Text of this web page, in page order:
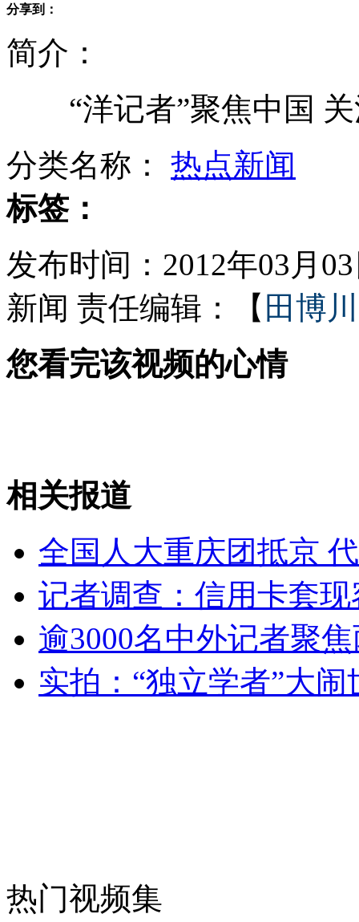
刘翔称没想到对手跑那么快 脚跟磕破
两会声音：目前无发500或千元大钞计划
新闻回顾：日本大地震发生一刻
央行:商业银行不能参与一成首付
山西运城恶犬咬伤多人 警民合力深夜将其击毙
女孩北京地铁殴打老人 痛下狠手拳打脚踢
无痛分娩是否安全 医生回应
外交部：反对强权政治霸凌主义
分享到：
简介：
“洋记者”聚焦中国 关
分类名称： 热点新闻
标签：
发布时间：2012年03月
新闻 责任编辑：【 田博川
您看完该视频的心情
相关报道
全国人大重庆团抵京
记者调查：信用卡套
逾3000名中外记者聚
实拍：“独立学者”大
热门视频集